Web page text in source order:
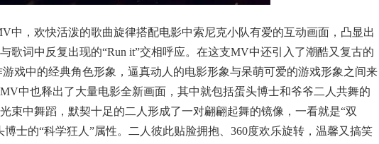
中，欢快活泼的歌曲旋律搭配电影中索尼克小队有爱的互动画面，凸显出
歌词中反复出现的“Run it”交相呼应。在这支MV中还引入了潮酷又复古的
戏中的经典角色形象，逼真动人的电影形象与呆萌可爱的游戏形象之间来
中也释出了大量电影全新画面，其中就包括蛋头博士和爷爷二人共舞的
束中舞蹈，默契十足的二人形成了一对翩翩起舞的镜像，一看就是“双
士的“科学狂人”属性。二人彼此贴脸拥抱、360度欢乐旋转，温馨又搞笑